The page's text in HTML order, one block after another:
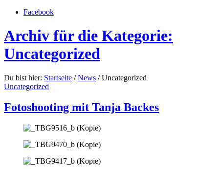
Facebook
Archiv für die Kategorie:
Uncategorized
Du bist hier: Startseite / News / Uncategorized
Uncategorized
Fotoshooting mit Tanja Backes